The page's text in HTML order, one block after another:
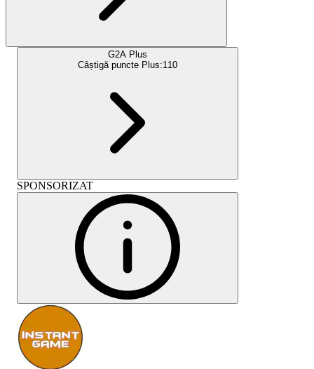
G2A Plus
Câștigă puncte Plus:110
SPONSORIZAT